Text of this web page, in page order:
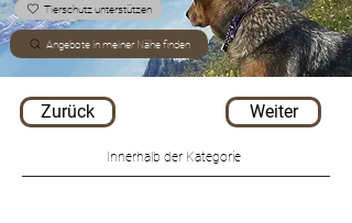
Tierschutz unterstützen
Angebote in meiner Nähe finden
Zurück Weiter
Innerhalb der Kategorie